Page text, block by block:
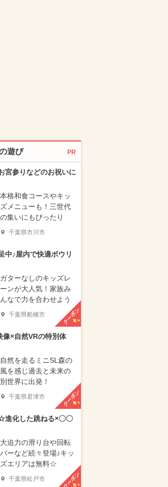
遊び PR
宮参りなどのお祝いに
本格和食コースやキッ
ズメニューも！三世代
の集いにもぴったり
千葉県市川市
中♪屋内で快適ボウリ
ガターなしのキッズレ
ーンが大人気！家族み
んなで力を合わせよう
千葉県船橋市 クーポン
像×自然VRの特別体
自然を走るミニSL森の
風を感じ過去と未来の
別世界に出発！
千葉県君津市 クーポン
進化した跳ねる×〇〇
大迫力の滑り台や回転
バーなど続々登場♪キッ
ズエリアは無料☆
千葉県松戸市 クーポン